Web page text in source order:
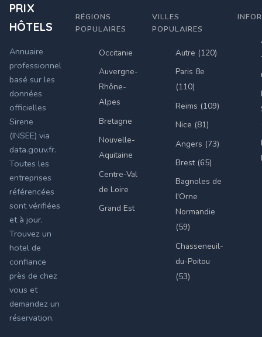
PRIX
HÔTELS
Annuaire
professionnel
basé sur les
données
officielles
Sirene
(INSEE) via
data.gouv.fr.
Toutes les
entreprises
référencées
sont vérifiées
et à jour.
Trouvez un
hotel de
confiance
près de chez
vous et
demandez un
réservation.
RÉGIONS
POPULAIRES
Occitanie
Auvergne-
Rhône-
Alpes
Bretagne
Nouvelle-
Aquitaine
Centre-Val
de Loire
Grand Est
VILLES
POPULAIRES
Autre (120)
Paris 8e
(110)
Reims (109)
Nice (81)
Angers (73)
Brest (65)
Bagnoles de
l'Orne
Normandie
(59)
Chasseneuil-
du-Poitou
(53)